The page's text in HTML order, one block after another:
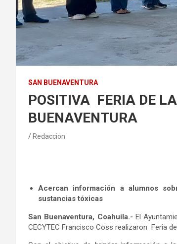
SAN BUENAVENTURA
POSITIVA FERIA DE
BUENAVENTURA
Redaccion
Acercan información a alumnos
sustancias tóxicas
San Buenaventura, Coahuila.- El
CECYTEC Francisco Coss realizaron Feria